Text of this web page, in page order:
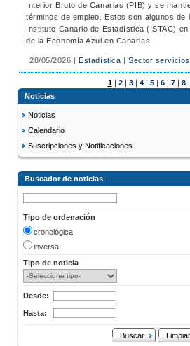
Interior Bruto de Canarias (PIB) y se
términos de empleo. Estos son algunos de
Instituto Canario de Estadística (ISTAC)
de la Economía Azul en Canarias.
28/05/2026 |Estadística | Sector servicios
1| 2| 3| 4| 5| 6| 7| 8|
Noticias
Noticias
Calendario
Suscripciones y Notificaciones
Buscador de noticias
Tipo de ordenación
cronológica
inversa
Tipo de noticia
Desde:
Hasta:
Buscar Limpiar